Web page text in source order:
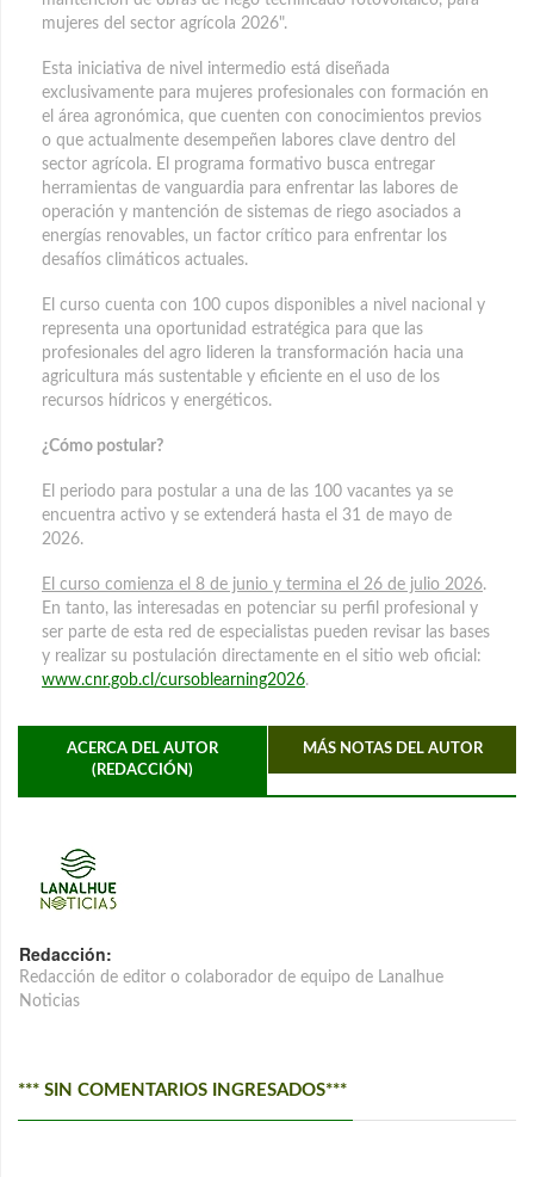
mujeres del sector agrícola 2026".
Esta iniciativa de nivel intermedio está diseñada
exclusivamente para mujeres profesionales con formación en
el área agronómica, que cuenten con conocimientos previos
o que actualmente desempeñen labores clave dentro del
sector agrícola. El programa formativo busca entregar
herramientas de vanguardia para enfrentar las labores de
operación y mantención de sistemas de riego asociados a
energías renovables, un factor crítico para enfrentar los
desafíos climáticos actuales.
El curso cuenta con 100 cupos disponibles a nivel nacional y
representa una oportunidad estratégica para que las
profesionales del agro lideren la transformación hacia una
agricultura más sustentable y eficiente en el uso de los
recursos hídricos y energéticos.
¿Cómo postular?
El periodo para postular a una de las 100 vacantes ya se
encuentra activo y se extenderá hasta el 31 de mayo de
2026.
El curso comienza el 8 de junio y termina el 26 de julio 2026.
En tanto, las interesadas en potenciar su perfil profesional y
ser parte de esta red de especialistas pueden revisar las bases
y realizar su postulación directamente en el sitio web oficial:
www.cnr.gob.cl/cursoblearning2026.
ACERCA DEL AUTOR
(REDACCIÓN)
MÁS NOTAS DEL AUTOR
Redacción:
Redacción de editor o colaborador de equipo de Lanalhue
Noticias
*** SIN COMENTARIOS INGRESADOS***